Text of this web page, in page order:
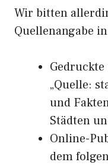
Wir bitten
Quellenangabe
„Quelle:
und
Städten
Online-
dem